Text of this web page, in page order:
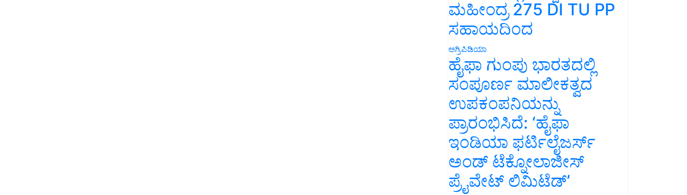
ಮಹೀಂದ್ರ 275 DI TU PP
ಸಹಾಯದಿಂದ
ಅಗ್ರಿಪಿಡಿಯಾ
ಹೈಫಾ ಗುಂಪು ಭಾರತದಲ್ಲಿ
ಸಂಪೂರ್ಣ ಮಾಲೀಕತ್ವದ
ಉಪಕಂಪನಿಯನ್ನು
ಪ್ರಾರಂಭಿಸಿದೆ: ‘ಹೈಫಾ
ಇಂಡಿಯಾ ಫರ್ಟಿಲೈಜರ್ಸ್
ಅಂಡ್ ಟೆಕ್ನೋಲಾಜೀಸ್
ಪ್ರೈವೇಟ್ ಲಿಮಿಟೆಡ್’